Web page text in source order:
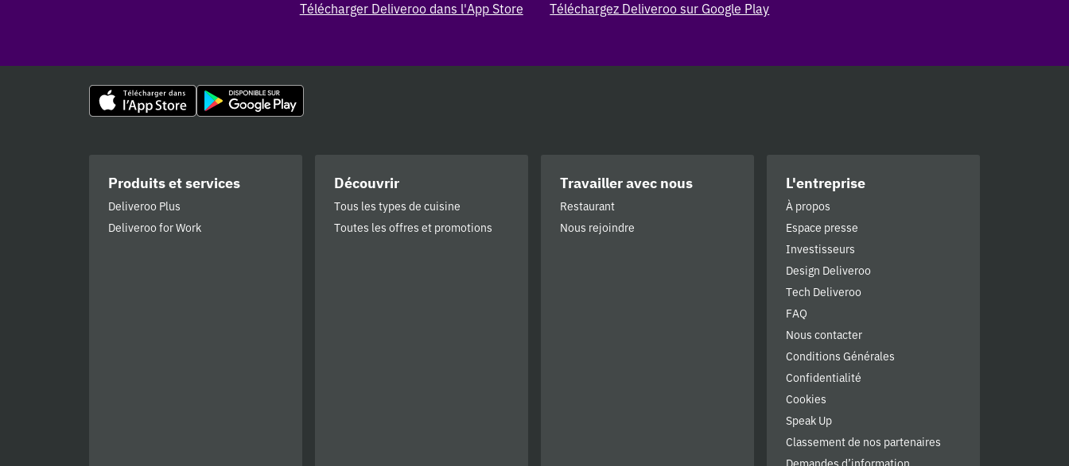
Télécharger Deliveroo dans l'App Store Téléchargez Deliveroo sur Google Play
Produits et services
Deliveroo Plus
Deliveroo for Work
Découvrir
Tous les types de cuisine
Toutes les offres et promotions
Travailler avec nous
Restaurant
Nous rejoindre
L'entreprise
À propos
Espace presse
Investisseurs
Design Deliveroo
Tech Deliveroo
FAQ
Nous contacter
Conditions Générales
Confidentialité
Cookies
Speak Up
Classement de nos partenaires